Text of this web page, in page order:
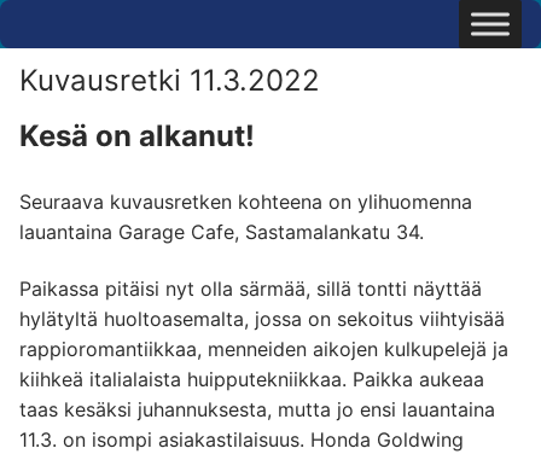
Hyppää
sisältöön
Kuvausretki 11.3.2022
Kesä on alkanut!
Seuraava kuvausretken kohteena on ylihuomenna
lauantaina Garage Cafe, Sastamalankatu 34.
Paikassa pitäisi nyt olla särmää, sillä tontti näyttää
hylätyltä huoltoasemalta, jossa on sekoitus viihtyisää
rappioromantiikkaa, menneiden aikojen kulkupelejä ja
kiihkeä italialaista huipputekniikkaa. Paikka aukeaa
taas kesäksi juhannuksesta, mutta jo ensi lauantaina
11.3. on isompi asiakastilaisuus. Honda Goldwing